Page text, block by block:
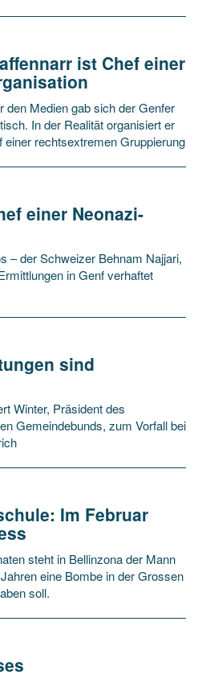
ist Chef ­einer
den Medien gab sich der Genfer
In der Realität organisiert er
rechtsextremen Gruppierung
einer Neonazi-
– der Schweizer Behnam Najjari,
in Genf verhaftet
sind
Winter, Präsident des
Gemeindebunds, zum Vorfall bei
Im Februar
steht in Bellinzona der Mann
eine Bombe in der Grossen
soll.